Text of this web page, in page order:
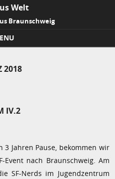
Welt
Braunschweig
2018
IV.2
3 Jahren Pause, bekommen wir
Event nach Braunschweig. Am
SF-Nerds im Jugendzentrum